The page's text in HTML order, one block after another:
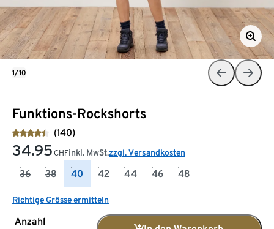
Funktions-Rockshorts
(140)
34.95 CHFinkl. MwSt.zzgl. Versandkosten
36 38 40 42 44 46 48
Richtige Grösse ermitteln
Anzahl
1/10